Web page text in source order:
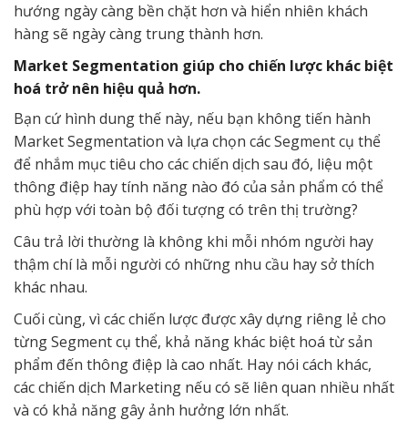
hướng ngày càng bền chặt hơn và hiển nhiên khách
hàng sẽ ngày càng trung thành hơn.
Market Segmentation giúp cho chiến lược khác biệt
hoá trở nên hiệu quả hơn.
Bạn cứ hình dung thế này, nếu bạn không tiến hành
Market Segmentation và lựa chọn các Segment cụ thể
để nhắm mục tiêu cho các chiến dịch sau đó, liệu một
thông điệp hay tính năng nào đó của sản phẩm có thể
phù hợp với toàn bộ đối tượng có trên thị trường?
Câu trả lời thường là không khi mỗi nhóm người hay
thậm chí là mỗi người có những nhu cầu hay sở thích
khác nhau.
Cuối cùng, vì các chiến lược được xây dựng riêng lẻ cho
từng Segment cụ thể, khả năng khác biệt hoá từ sản
phẩm đến thông điệp là cao nhất. Hay nói cách khác,
các chiến dịch Marketing nếu có sẽ liên quan nhiều nhất
và có khả năng gây ảnh hưởng lớn nhất.